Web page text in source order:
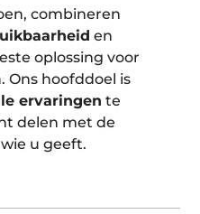
combineren
en
oplossing voor
Ons hoofddoel is
ervaringen te
delen met de
u geeft.